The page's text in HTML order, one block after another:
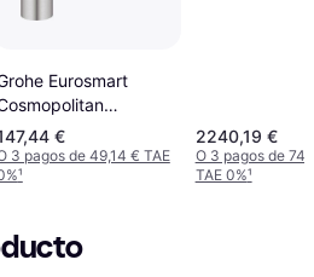
Eurosmart
DN
Acero
€
3 pagos de 49,14 € TAE
¹
2240,19 €
O 3 pagos de
TAE 0%¹